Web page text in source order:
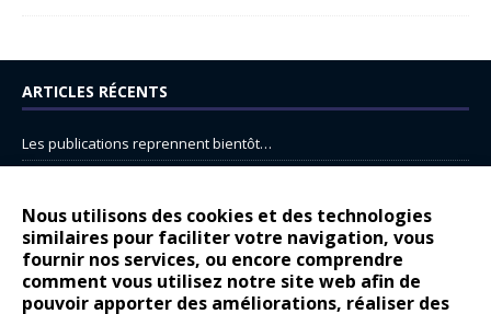
Nous utilisons des cookies et des technologies
similaires pour faciliter votre navigation, vous
fournir nos services, ou encore comprendre
comment vous utilisez notre site web afin de
pouvoir apporter des améliorations, réaliser des
ARTICLES RÉCENTS
Les publications reprennent bientôt…
14 juillet : nouveau film de marque pour Citroën
Renault Espace : voyage, voyage…
Peugeot E-208 GTi : naissance d’une légende